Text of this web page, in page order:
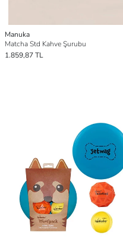
Manuka
Matcha Std Kahve Şurubu
1.859,87 TL